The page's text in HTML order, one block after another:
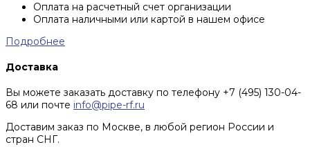
Оплата на расчетный счет организации
Оплата наличными или картой в нашем офисе
Подробнее
Доставка
Вы можете заказать доставку по телефону +7 (495) 130-04-
68 или почте info@pipe-rf.ru
Доставим заказ по Москве, в любой регион России и
стран СНГ.